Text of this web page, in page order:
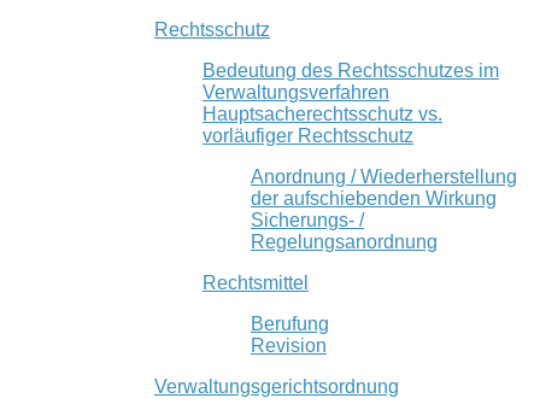
Rechtsschutz
Bedeutung des Rechtsschutzes im
Verwaltungsverfahren
Hauptsacherechtsschutz vs.
vorläufiger Rechtsschutz
Anordnung / Wiederherstellung
der aufschiebenden Wirkung
Sicherungs- /
Regelungsanordnung
Rechtsmittel
Berufung
Revision
Verwaltungsgerichtsordnung